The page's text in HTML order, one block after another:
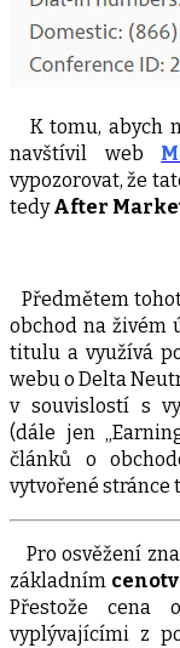
K tomu, abych
navštívil web
vypozorovat, že
tedyAfter
Předmětem
obchod na živém
titulu a využívá
webu o Delta
v souvislostí s
(dále jen
článků o
vytvořené stránce
Pro osvěžení
základním
Přestože cena
vyplývajícími z